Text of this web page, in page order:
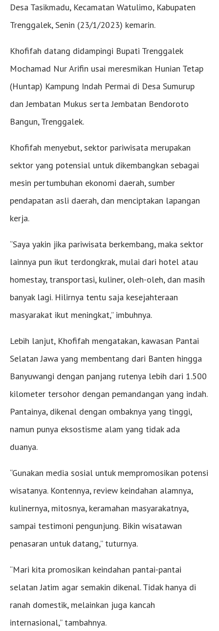
Desa Tasikmadu, Kecamatan Watulimo, Kabupaten
Trenggalek, Senin (23/1/2023) kemarin.
Khofifah datang didampingi Bupati Trenggalek
Mochamad Nur Arifin usai meresmikan Hunian Tetap
(Huntap) Kampung Indah Permai di Desa Sumurup
dan Jembatan Mukus serta Jembatan Bendoroto
Bangun, Trenggalek.
Khofifah menyebut, sektor pariwisata merupakan
sektor yang potensial untuk dikembangkan sebagai
mesin pertumbuhan ekonomi daerah, sumber
pendapatan asli daerah, dan menciptakan lapangan
kerja.
“Saya yakin jika pariwisata berkembang, maka sektor
lainnya pun ikut terdongkrak, mulai dari hotel atau
homestay, transportasi, kuliner, oleh-oleh, dan masih
banyak lagi. Hilirnya tentu saja kesejahteraan
masyarakat ikut meningkat,” imbuhnya.
Lebih lanjut, Khofifah mengatakan, kawasan Pantai
Selatan Jawa yang membentang dari Banten hingga
Banyuwangi dengan panjang rutenya lebih dari 1.500
kilometer tersohor dengan pemandangan yang indah.
Pantainya, dikenal dengan ombaknya yang tinggi,
namun punya eksostisme alam yang tidak ada
duanya.
“Gunakan media sosial untuk mempromosikan potensi
wisatanya. Kontennya, review keindahan alamnya,
kulinernya, mitosnya, keramahan masyarakatnya,
sampai testimoni pengunjung. Bikin wisatawan
penasaran untuk datang,” tuturnya.
“Mari kita promosikan keindahan pantai-pantai
selatan Jatim agar semakin dikenal. Tidak hanya di
ranah domestik, melainkan juga kancah
internasional,” tambahnya.